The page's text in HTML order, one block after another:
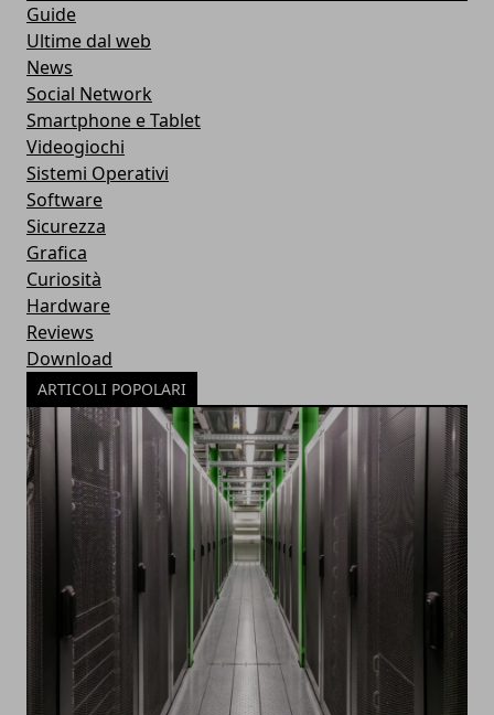
Guide
Ultime dal web
News
Social Network
Smartphone e Tablet
Videogiochi
Sistemi Operativi
Software
Sicurezza
Grafica
Curiosità
Hardware
Reviews
Download
ARTICOLI POPOLARI